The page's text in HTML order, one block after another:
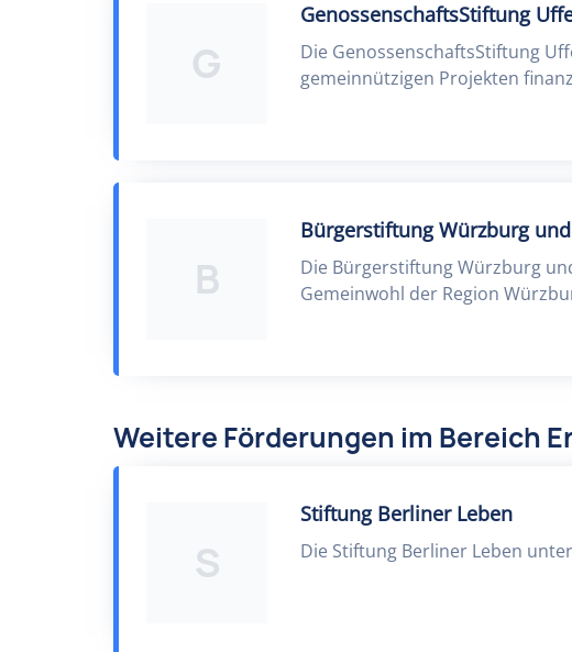
G
GenossenschaftsStiftung
Die GenossenschaftsStiftung
gemeinnützigen Projekten
B
Bürgerstiftung Würzburg
Die Bürgerstiftung Würzburg
Gemeinwohl der Region
Weitere Förderungen im Bereich
S
Stiftung Berliner Leben
Die Stiftung Berliner Leben